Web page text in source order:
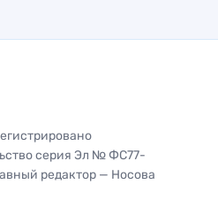
серия Эл № ФС77-
редактор — Носова